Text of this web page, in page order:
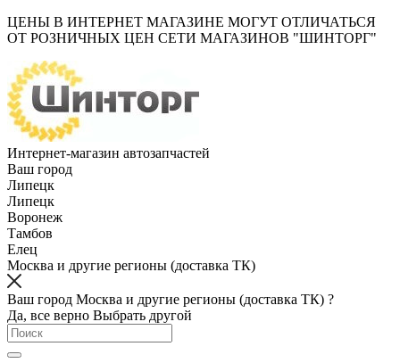
ЦЕНЫ В ИНТЕРНЕТ МАГАЗИНЕ МОГУТ ОТЛИЧАТЬСЯ
ОТ РОЗНИЧНЫХ ЦЕН СЕТИ МАГАЗИНОВ "ШИНТОРГ"
Интернет-магазин автозапчастей
Ваш город
Липецк
Липецк
Воронеж
Тамбов
Елец
Москва и другие регионы (доставка ТК)
Ваш город Москва и другие регионы (доставка ТК) ?
Да, все верно Выбрать другой